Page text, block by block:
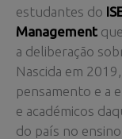
estudantes do
Management
a deliberação
Nascida em
pensamento e a
e académicos
do país no ensino